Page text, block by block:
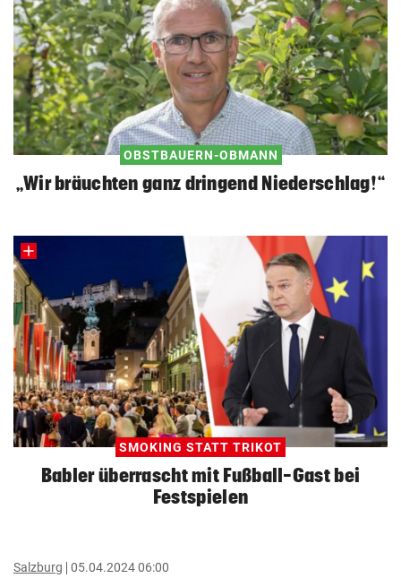
OBSTBAUERN-OBMANN
„Wir bräuchten ganz dringend Niederschlag!“
SMOKING STATT TRIKOT
Babler überrascht mit Fußball-Gast bei
Festspielen
Salzburg 05.04.2024 06:00